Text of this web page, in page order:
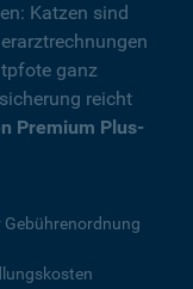
Katzen sind
ganz
reicht
Premium Plus-